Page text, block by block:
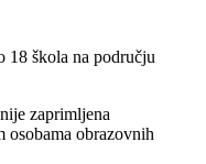
18 škola na području
zaprimljena
osobama obrazovnih